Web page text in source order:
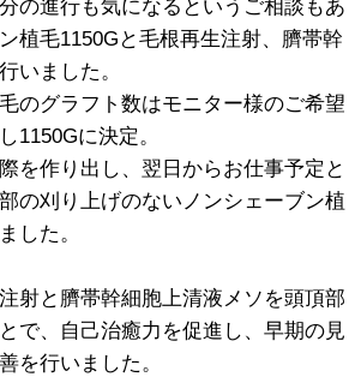
の進行も気になるというご相談もあ
植毛1150Gと毛根再生注射、臍帯幹
いました。
のグラフト数はモニター様のご希望
1150Gに決定。
を作り出し、翌日からお仕事予定と
の刈り上げのないノンシェーブン植
した。
射と臍帯幹細胞上清液メソを頭頂部
で、自己治癒力を促進し、早期の見
を行いました。